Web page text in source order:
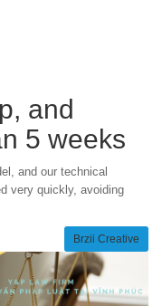
and
5 weeks
and our technical
very quickly, avoiding
Brzii Creative